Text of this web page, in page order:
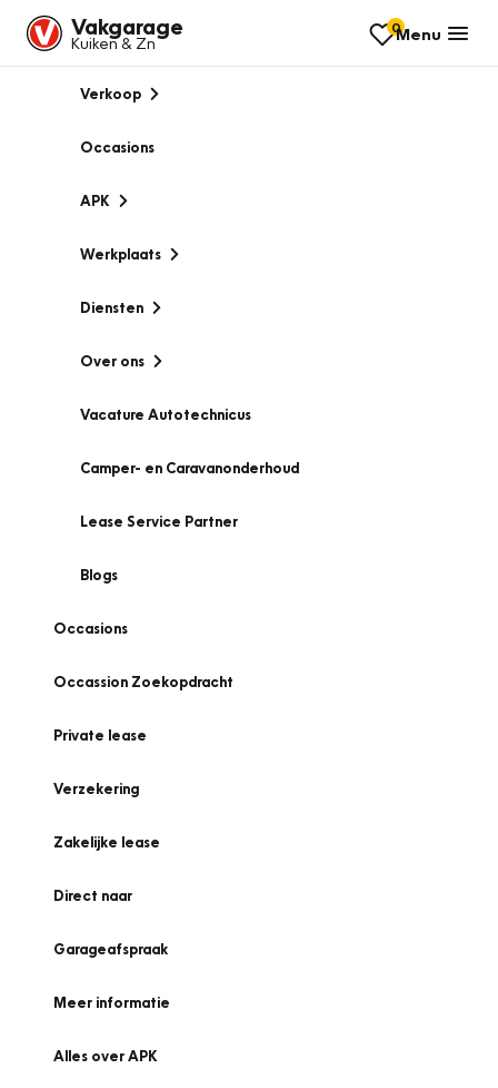
Vakgarage
Kuiken & Zn
0Menu
Verkoop
Occasions
APK
Werkplaats
Diensten
Over ons
Vacature Autotechnicus
Camper- en Caravanonderhoud
Lease Service Partner
Blogs
Occasions
Occassion Zoekopdracht
Private lease
Verzekering
Zakelijke lease
Direct naar
Garageafspraak
Meer informatie
Alles over APK